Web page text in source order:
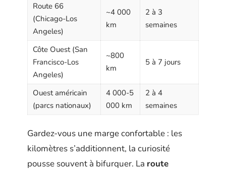
Route 66
(Chicago-Los
Angeles)
~4 000
km
2 à 3
semaines
Côte Ouest (San
Francisco-Los
Angeles)
~800
km
5 à 7 jours
Ouest américain
(parcs nationaux)
4 000-5
000 km
2 à 4
semaines
Gardez-vous une marge confortable : les
kilomètres s’additionnent, la curiosité
pousse souvent à bifurquer. La route